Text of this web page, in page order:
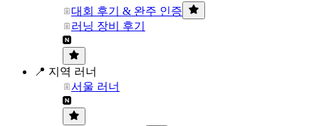
대회 후기 & 완주 인증
러닝 장비 후기
📍 지역 러너
서울 러너